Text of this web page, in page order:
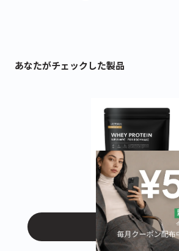
カートに入れる
あなたがチェックした製品
【定期おトク便】ホエイ
プロテイン
カフェオレ